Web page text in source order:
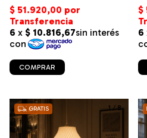
COMPRAR
1/8
GRATIS